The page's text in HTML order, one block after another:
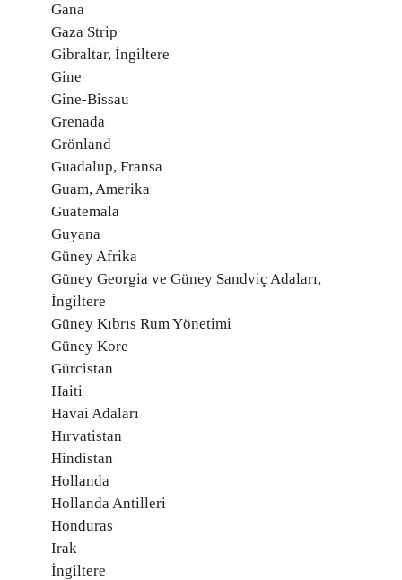
Gana
Gaza Strip
Gibraltar, İngiltere
Gine
Gine-Bissau
Grenada
Grönland
Guadalup, Fransa
Guam, Amerika
Guatemala
Guyana
Güney Afrika
Güney Georgia ve Güney Sandviç Adaları,
İngiltere
Güney Kıbrıs Rum Yönetimi
Güney Kore
Gürcistan
Haiti
Havai Adaları
Hırvatistan
Hindistan
Hollanda
Hollanda Antilleri
Honduras
Irak
İngiltere